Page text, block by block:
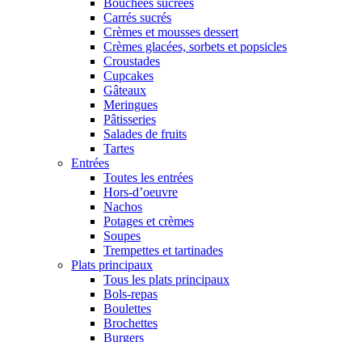
Bouchées sucrées
Carrés sucrés
Crèmes et mousses dessert
Crèmes glacées, sorbets et popsicles
Croustades
Cupcakes
Gâteaux
Meringues
Pâtisseries
Salades de fruits
Tartes
Entrées
Toutes les entrées
Hors-d’oeuvre
Nachos
Potages et crèmes
Soupes
Trempettes et tartinades
Plats principaux
Tous les plats principaux
Bols-repas
Boulettes
Brochettes
Burgers